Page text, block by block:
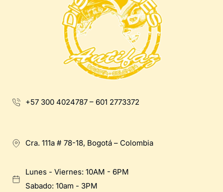
+57 300 4024787 – 601 2773372
Cra. 111a # 78-18, Bogotá – Colombia
Lunes - Viernes: 10AM - 6PM
Sabado: 10am - 3PM